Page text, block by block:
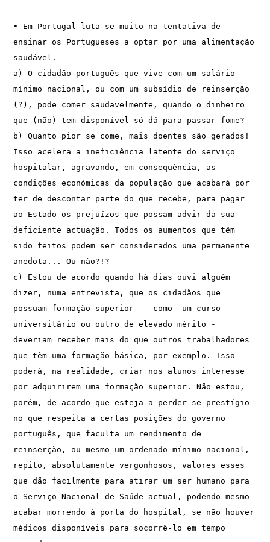
• Em Portugal luta-se muito na tentativa de
ensinar os Portugueses a optar por uma alimentação
saudável.
a) O cidadão português que vive com um salário
mínimo nacional, ou com um subsídio de reinserção
(?), pode comer saudavelmente, quando o dinheiro
que (não) tem disponível só dá para passar fome?
b) Quanto pior se come, mais doentes são gerados!
Isso acelera a ineficiência latente do serviço
hospitalar, agravando, em consequência, as
condições económicas da população que acabará por
ter de descontar parte do que recebe, para pagar
ao Estado os prejuízos que possam advir da sua
deficiente actuação. Todos os aumentos que têm
sido feitos podem ser considerados uma permanente
anedota... Ou não?!?
c) Estou de acordo quando há dias ouvi alguém
dizer, numa entrevista, que os cidadãos que
possuam formação superior  - como  um curso
universitário ou outro de elevado mérito -
deveriam receber mais do que outros trabalhadores
que têm uma formação básica, por exemplo. Isso
poderá, na realidade, criar nos alunos interesse
por adquirirem uma formação superior. Não estou,
porém, de acordo que esteja a perder-se prestígio
no que respeita a certas posições do governo
português, que faculta um rendimento de
reinserção, ou mesmo um ordenado mínimo nacional,
repito, absolutamente vergonhosos, valores esses
que dão facilmente para atirar um ser humano para
o Serviço Nacional de Saúde actual, podendo mesmo
acabar morrendo à porta do hospital, se não houver
médicos disponíveis para socorrê-lo em tempo